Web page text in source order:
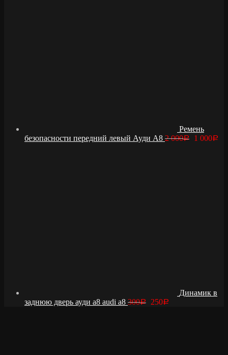
Ремень
безопасности передний левый Ауди А8 2 000Р 1 000Р
Динамик в
заднюю дверь ауди а8 audi a8 300Р 250Р